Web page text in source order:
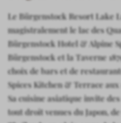
Le Bürgenstock Resort Lake
magistralement le lac des
Bürgenstock Hotel & Alpine
Bürgenstock et la Taverne
choix de bars et de
Spices Kitchen & Terrace
Sa cuisine asiatique invite
tout droit venues du Japon,